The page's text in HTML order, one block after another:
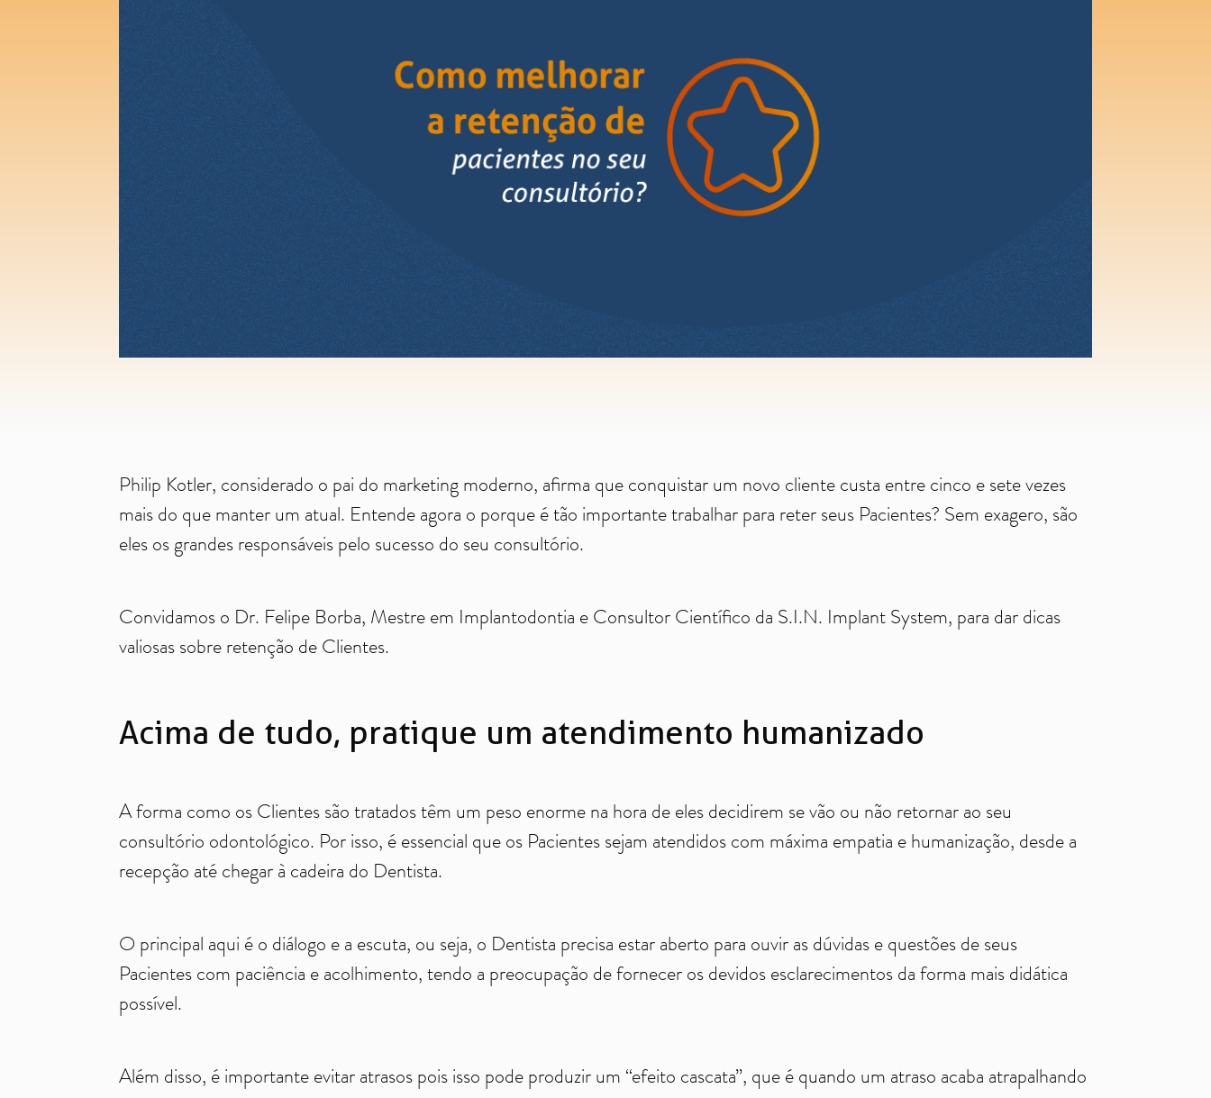
Philip Kotler, considerado o pai do marketing moderno, afirma que conquistar um novo cliente custa entre cinco e sete vezes
mais do que manter um atual. Entende agora o porque é tão importante trabalhar para reter seus Pacientes? Sem exagero, são
eles os grandes responsáveis pelo sucesso do seu consultório.
Convidamos o Dr. Felipe Borba, Mestre em Implantodontia e Consultor Científico da S.I.N. Implant System, para dar dicas
valiosas sobre retenção de Clientes.
Acima de tudo, pratique um atendimento humanizado
A forma como os Clientes são tratados têm um peso enorme na hora de eles decidirem se vão ou não retornar ao seu
consultório odontológico. Por isso, é essencial que os Pacientes sejam atendidos com máxima empatia e humanização, desde a
recepção até chegar à cadeira do Dentista.
O principal aqui é o diálogo e a escuta, ou seja, o Dentista precisa estar aberto para ouvir as dúvidas e questões de seus
Pacientes com paciência e acolhimento, tendo a preocupação de fornecer os devidos esclarecimentos da forma mais didática
possível.
Além disso, é importante evitar atrasos pois isso pode produzir um “efeito cascata”, que é quando um atraso acaba atrapalhando